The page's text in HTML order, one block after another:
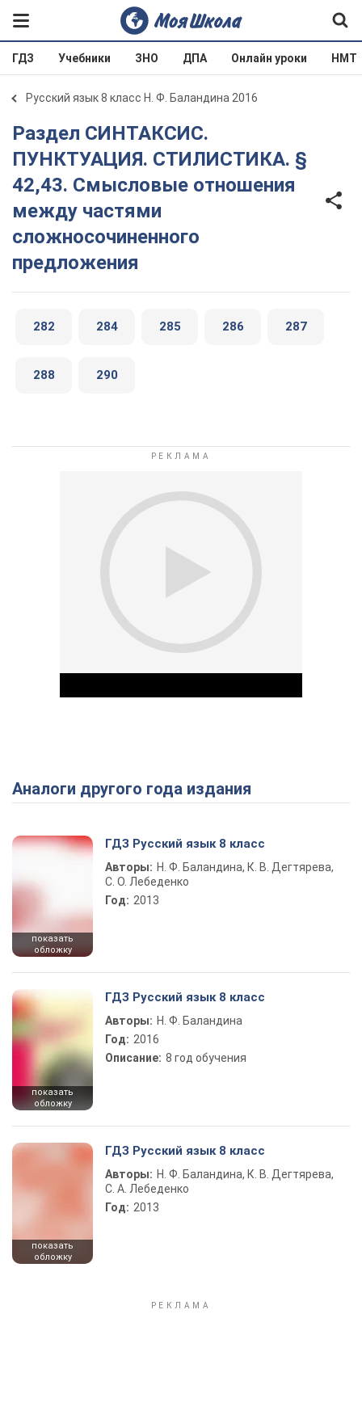
ГДЗ Учебники ЗНО ДПА Онлайн уроки НМТ
Русский язык 8 класс Н. Ф. Баландина 2016
Раздел СИНТАКСИС.
ПУНКТУАЦИЯ. СТИЛИСТИКА. §
42,43. Смысловые отношения
между частями
сложносочиненного
предложения
282 284 285 286 287
288 290
Play Video
Аналоги другого года издания
показать
обложку
ГДЗ Русский язык 8 класс
Авторы: Н. Ф. Баландина, К. В. Дегтярева,
С. О. Лебеденко
Год: 2013
показать
обложку
ГДЗ Русский язык 8 класс
Авторы: Н. Ф. Баландина
Год: 2016
Описание: 8 год обучения
показать
обложку
ГДЗ Русский язык 8 класс
Авторы: Н. Ф. Баландина, К. В. Дегтярева,
С. А. Лебеденко
Год: 2013